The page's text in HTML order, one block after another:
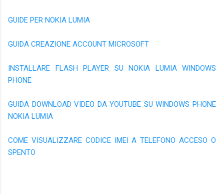
GUIDE PER NOKIA LUMIA
GUIDA CREAZIONE ACCOUNT MICROSOFT
INSTALLARE FLASH PLAYER SU NOKIA LUMIA WINDOWS
PHONE
GUIDA DOWNLOAD VIDEO DA YOUTUBE SU WINDOWS PHONE
NOKIA LUMIA
COME VISUALIZZARE CODICE IMEI A TELEFONO ACCESO O
SPENTO